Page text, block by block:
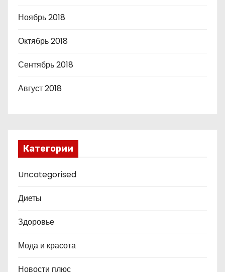
Ноябрь 2018
Октябрь 2018
Сентябрь 2018
Август 2018
Категории
Uncategorised
Диеты
Здоровье
Мода и красота
Новости плюс